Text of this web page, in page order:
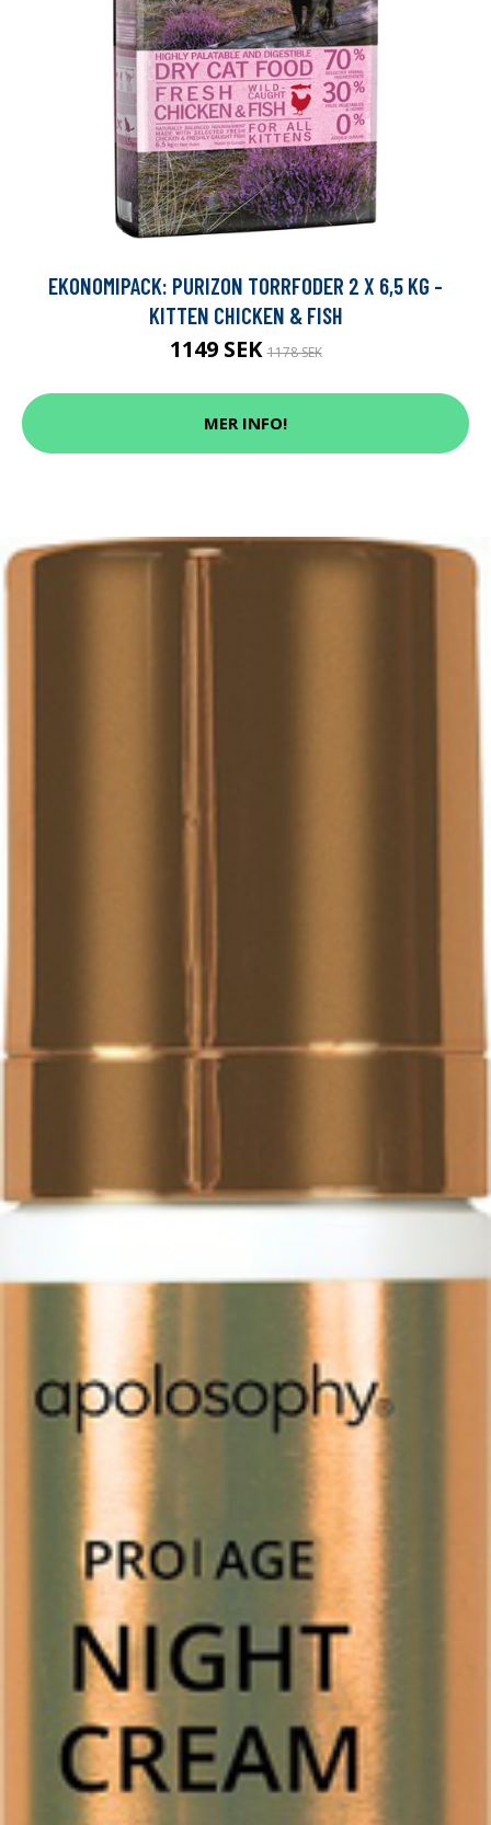
EKONOMIPACK: PURIZON TORRFODER 2 X 6,5 KG -
KITTEN CHICKEN & FISH
1149 SEK1178 SEK
MER INFO!